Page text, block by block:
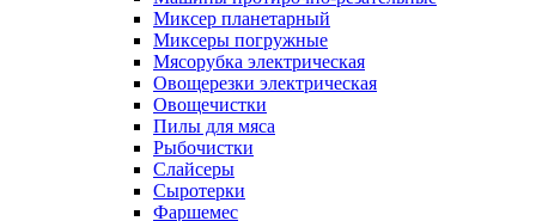
Миксер планетарный
Миксеры погружные
Мясорубка электрическая
Овощерезки электрическая
Овощечистки
Пилы для мяса
Рыбочистки
Слайсеры
Сыротерки
Фаршемес